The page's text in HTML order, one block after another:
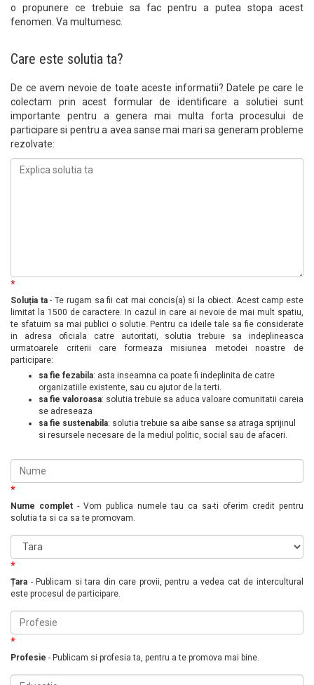
o propunere ce trebuie sa fac pentru a putea stopa acest
fenomen. Va multumesc.
Care este solutia ta?
De ce avem nevoie de toate aceste informatii? Datele pe care le
colectam prin acest formular de identificare a solutiei sunt
importante pentru a genera mai multa forta procesului de
participare si pentru a avea sanse mai mari sa generam probleme
rezolvate:
*
Soluția ta- Te rugam sa fii cat mai concis(a) si la obiect. Acest camp este
limitat la 1500 de caractere. In cazul in care ai nevoie de mai mult spatiu,
te sfatuim sa mai publici o solutie. Pentru ca ideile tale sa fie considerate
in adresa oficiala catre autoritati, solutia trebuie sa indeplineasca
urmatoarele criterii care formeaza misiunea metodei noastre de
participare:
sa fie fezabila: asta inseamna ca poate fi indeplinita de catre
organizatiile existente, sau cu ajutor de la terti.
sa fie valoroasa: solutia trebuie sa aduca valoare comunitatii careia
se adreseaza
sa fie sustenabila: solutia trebuie sa aibe sanse sa atraga sprijinul
si resursele necesare de la mediul politic, social sau de afaceri.
*
Nume complet - Vom publica numele tau ca sa-ti oferim credit pentru
solutia ta si ca sa te promovam.
*
Țara - Publicam si tara din care provii, pentru a vedea cat de intercultural
este procesul de participare.
*
Profesie - Publicam si profesia ta, pentru a te promova mai bine.